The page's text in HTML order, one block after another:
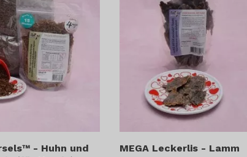
- Huhn und
MEGA Leckerlis - Lamm